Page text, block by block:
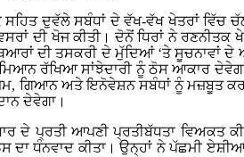
ਦੁਵੱਲੇ ਸਬੰਧਾਂ ਦੇ ਵੱਖ-ਵੱਖ ਖੇਤਰਾਂ ਵਿੱਚ
ਦੀ ਖੋਜ ਕੀਤੀ। ਦੋਨੋਂ ਧਿਰਾਂ ਨੇ
ਦੀ ਤਸਕਰੀ ਦੇ ਮੁੱਦਿਆਂ ‘ਤੇ ਸੂਚਨਾਵਾਂ ਦੇ
ਰੱਖਿਆ ਸਾਂਝੇਦਾਰੀ ਨੂੰ ਠੋਸ ਆਕਾਰ
ਗਿਆਨ ਅਤੇ ਇਨੋਵੇਸ਼ਨ ਸਬੰਧਾਂ ਨੂੰ ਮਜ਼ਬੂਤ
ਦੇਵੇਗਾ।
ਦੇ ਪ੍ਰਤੀ ਆਪਣੀ ਪ੍ਰਤੀਬੱਧਤਾ ਵਿਅਕਤ
ਧੰਨਵਾਦ ਕੀਤਾ। ਉਨ੍ਹਾਂ ਨੇ ਪੱਛਮੀ